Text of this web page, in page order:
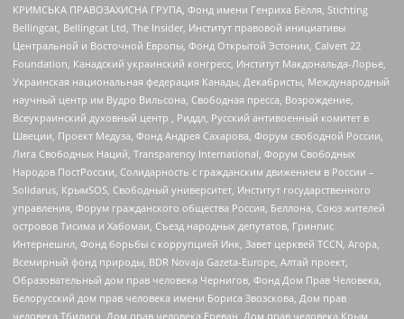
КРИМСЬКА ПРАВОЗАХИСНА ГРУПА, Фонд имени Генриха Бёлля, Stichting
Bellingcat, Bellingcat Ltd, The Insider, Институт правовой инициативы
Центральной и Восточной Европы, Фонд Открытой Эстонии, Calvert 22
Foundation, Канадский украинский конгресс, Институт Макдональда-Лорье,
Украинская национальная федерация Канады, Декабристы, Международный
научный центр им Вудро Вильсона, Свободная пресса, Возрождение,
Всеукраинский духовный центр , Риддл, Русский антивоенный комитет в
Швеции, Проект Медуза, Фонд Андрея Сахарова, Форум свободной России,
Лига Свободных Наций, Transparеncy International, Форум Свободных
Народов ПостРоссии, Солидарность с гражданским движением в России –
Solidarus, КрымSOS, Свободный университет, Институт государственного
управления, Форум гражданского общества Россия, Беллона, Союз жителей
островов Тисима и Хабомаи, Съезд народных депутатов, Гринпис
Интернешнл, Фонд борьбы с коррупцией Инк, Завет церквей TCCN, Агора,
Всемирный фонд природы, BDR Novaja Gazeta-Europe, Алтай проект,
Образовательный дом прав человека Чернигов, Фонд Дом Прав Человека,
Белорусский дом прав человека имени Бориса Звозскова, Дом прав
человека Тбилиси, Дом прав человека Ереван, Дом прав человека Крым,